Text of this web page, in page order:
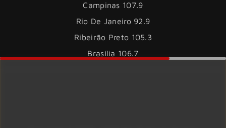
Campinas 107.9
Rio De Janeiro 92.9
Ribeirão Preto 105.3
Brasília 106.7